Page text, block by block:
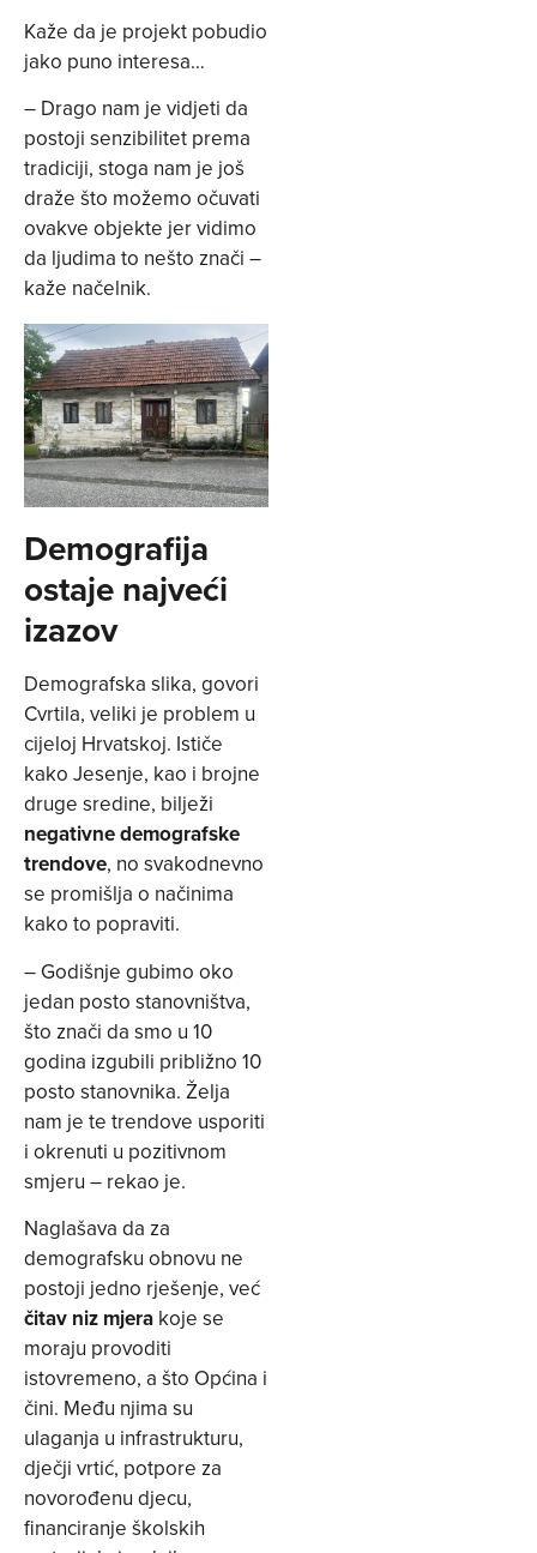
Kaže da je projekt pobudio
jako puno interesa…
– Drago nam je vidjeti da
postoji senzibilitet prema
tradiciji, stoga nam je još
draže što možemo očuvati
ovakve objekte jer vidimo
da ljudima to nešto znači –
kaže načelnik.
Demografija
ostaje najveći
izazov
Demografska slika, govori
Cvrtila, veliki je problem u
cijeloj Hrvatskoj. Ističe
kako Jesenje, kao i brojne
druge sredine, bilježi
negativne demografske
trendove, no svakodnevno
se promišlja o načinima
kako to popraviti.
– Godišnje gubimo oko
jedan posto stanovništva,
što znači da smo u 10
godina izgubili približno 10
posto stanovnika. Želja
nam je te trendove usporiti
i okrenuti u pozitivnom
smjeru – rekao je.
Naglašava da za
demografsku obnovu ne
postoji jedno rješenje, već
čitav niz mjera koje se
moraju provoditi
istovremeno, a što Općina i
čini. Među njima su
ulaganja u infrastrukturu,
dječji vrtić, potpore za
novorođenu djecu,
financiranje školskih